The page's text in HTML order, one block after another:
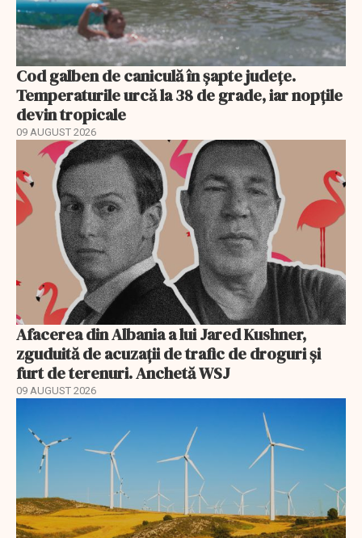
Cod galben de caniculă în șapte județe.
Temperaturile urcă la 38 de grade, iar nopțile
devin tropicale
09 AUGUST 2026
Afacerea din Albania a lui Jared Kushner,
zguduită de acuzații de trafic de droguri și
furt de terenuri. Anchetă WSJ
09 AUGUST 2026